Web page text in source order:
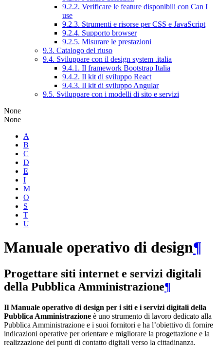
9.2.2. Verificare le feature disponibili con Can I
use
9.2.3. Strumenti e risorse per CSS e JavaScript
9.2.4. Supporto browser
9.2.5. Misurare le prestazioni
9.3. Catalogo del riuso
9.4. Sviluppare con il design system .italia
9.4.1. Il framework Bootstrap Italia
9.4.2. Il kit di sviluppo React
9.4.3. Il kit di sviluppo Angular
9.5. Sviluppare con i modelli di sito e servizi
None
None
A
B
C
D
E
I
M
O
S
T
U
Manuale operativo di design¶
Progettare siti internet e servizi digitali
della Pubblica Amministrazione¶
Il Manuale operativo di design per i siti e i servizi digitali della
Pubblica Amministrazione è uno strumento di lavoro dedicato alla
Pubblica Amministrazione e i suoi fornitori e ha l’obiettivo di fornire
indicazioni operative per orientare e migliorare la progettazione e la
realizzazione dei punti di contatto digitali verso la cittadinanza.